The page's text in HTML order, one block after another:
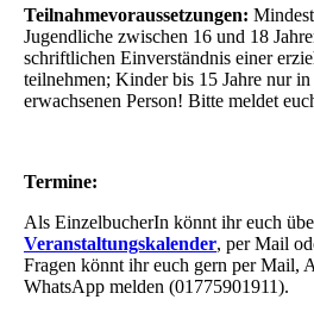
Teilnahmevoraussetzungen:
Jugendliche zwischen 16 und 18
schriftlichen Einverständnis einer
teilnehmen; Kinder bis 15 Jahre nur
erwachsenen Person! Bitte meldet
Termine:
Als EinzelbucherIn könnt ihr euch
Veranstaltungskalender, per Mail
Fragen könnt ihr euch gern per Mail,
WhatsApp melden (01775901911).